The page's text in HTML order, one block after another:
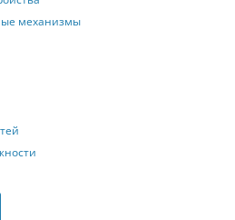
механизмы